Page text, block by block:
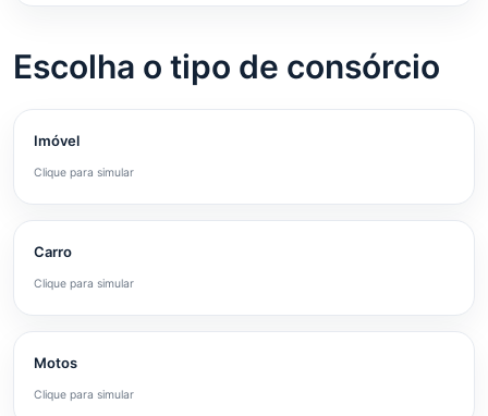
Escolha o tipo de consórcio
Imóvel
Clique para simular
Carro
Clique para simular
Motos
Clique para simular